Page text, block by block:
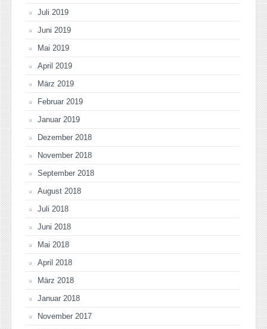
Juli 2019
Juni 2019
Mai 2019
April 2019
März 2019
Februar 2019
Januar 2019
Dezember 2018
November 2018
September 2018
August 2018
Juli 2018
Juni 2018
Mai 2018
April 2018
März 2018
Januar 2018
November 2017